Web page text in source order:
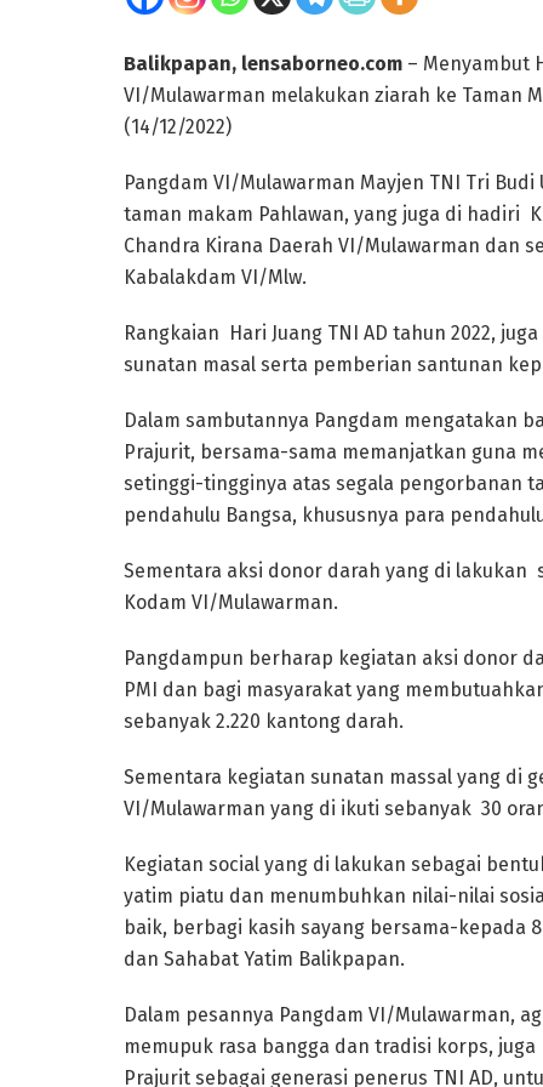
Balikpapan, lensaborneo.com – Menyambut
VI/Mulawarman melakukan ziarah ke Taman
(14/12/2022)
Pangdam VI/Mulawarman Mayjen TNI Tri
taman makam Pahlawan, yang juga di hadiri
Chandra Kirana Daerah VI/Mulawarman dan
Kabalakdam VI/Mlw.
Rangkaian Hari Juang TNI AD tahun 2022,
sunatan masal serta pemberian santunan
Dalam sambutannya Pangdam mengatakan
Prajurit, bersama-sama memanjatkan guna
setinggi-tingginya atas segala pengorbanan
pendahulu Bangsa, khususnya para
Sementara aksi donor darah yang di lakukan
Kodam VI/Mulawarman.
Pangdampun berharap kegiatan aksi donor
PMI dan bagi masyarakat yang
sebanyak 2.220 kantong darah.
Sementara kegiatan sunatan massal yang di
VI/Mulawarman yang di ikuti sebanyak 30
Kegiatan social yang di lakukan sebagai
yatim piatu dan menumbuhkan nilai-nilai
baik, berbagi kasih sayang bersama-kepada
dan Sahabat Yatim Balikpapan.
Dalam pesannya Pangdam VI/Mulawarman,
memupuk rasa bangga dan tradisi korps,
Prajurit sebagai generasi penerus TNI AD,